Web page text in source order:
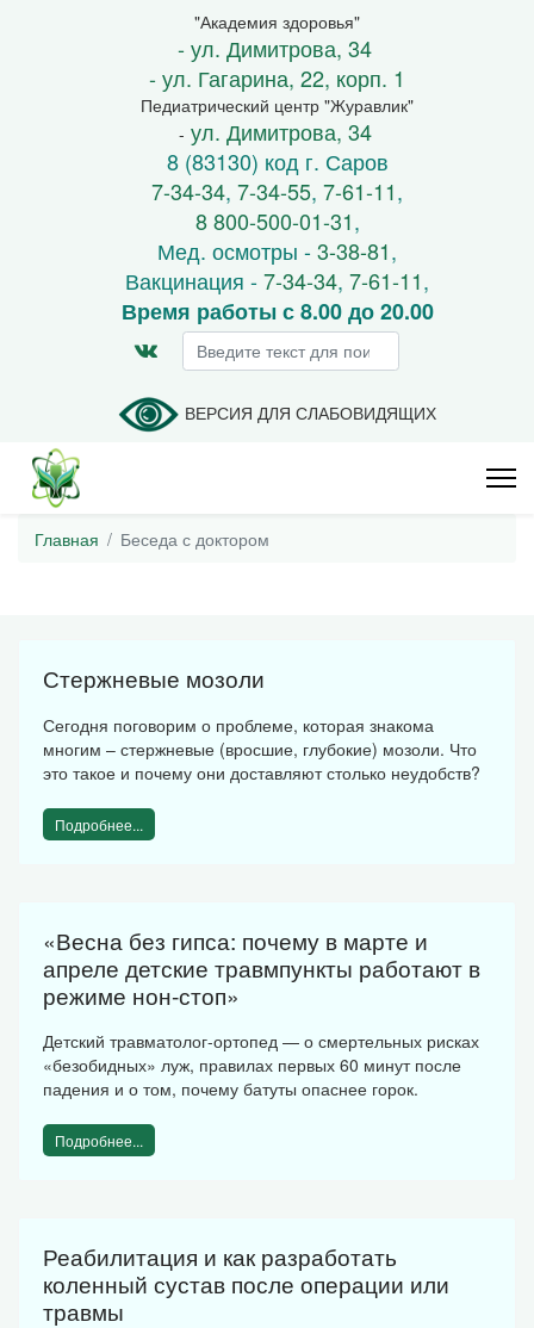
"Академия здоровья"
- ул. Димитрова, 34
- ул. Гагарина, 22, корп. 1
Педиатрический центр "Журавлик"
- ул. Димитрова, 34
8 (83130) код г. Саров
7-34-34,7-34-55,7-61-11,
8 800-500-01-31,
Мед. осмотры -3-38-81,
Вакцинация -7-34-34,7-61-11,
Время работы с 8.00 до 20.00
ВЕРСИЯ ДЛЯ СЛАБОВИДЯЩИХ
Главная Беседа с доктором
Стержневые мозоли
Сегодня поговорим о проблеме, которая знакома
многим – стержневые (вросшие, глубокие) мозоли. Что
это такое и почему они доставляют столько неудобств?
Подробнее...
«Весна без гипса: почему в марте и
апреле детские травмпункты работают в
режиме нон-стоп»
Детский травматолог-ортопед — о смертельных рисках
«безобидных» луж, правилах первых 60 минут после
падения и о том, почему батуты опаснее горок.
Подробнее...
Реабилитация и как разработать
коленный сустав после операции или
травмы